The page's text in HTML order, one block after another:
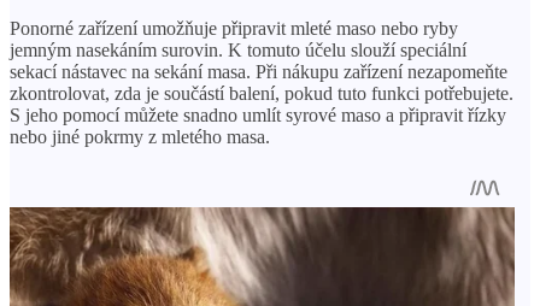
Ponorné zařízení umožňuje připravit mleté ​​maso nebo ryby
jemným nasekáním surovin. K tomuto účelu slouží speciální
sekací nástavec na sekání masa. Při nákupu zařízení nezapomeňte
zkontrolovat, zda je součástí balení, pokud tuto funkci potřebujete.
S jeho pomocí můžete snadno umlít syrové maso a připravit řízky
nebo jiné pokrmy z mletého masa.